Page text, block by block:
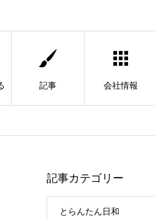
記事 会社情報
記事カテゴリー
とらんたん日和